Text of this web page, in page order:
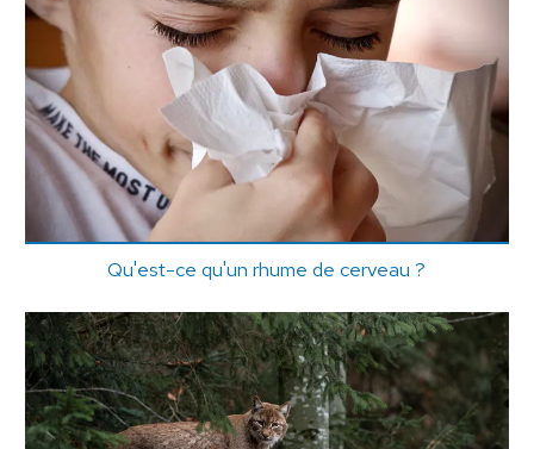
Qu'est-ce qu'un rhume de cerveau ?